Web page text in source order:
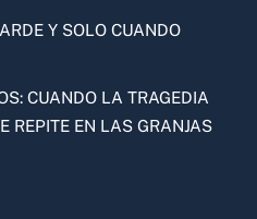
Y SOLO CUANDO
CUANDO LA TRAGEDIA
REPITE EN LAS GRANJAS